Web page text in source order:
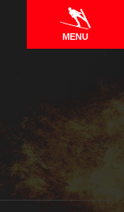
MENU